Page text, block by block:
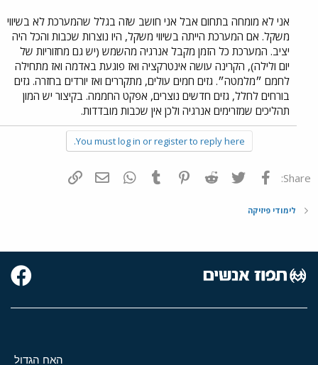
אני לא מומחה בתחום אבל אני חושב שזה בגלל שהמערכת לא בשיווי
משקל. אם המערכת הייתה בשיווי משקל, היו נוצרות שכבות והכל היה
יציב. המערכת כל הזמן מקבל אנרגיה מהשמש (יש גם מחזוריות של
יום ולילה), הקרינה עושה אינטרקציה ואז פוגעת באדמה ואז מתחילה
לחמם ״מלמטה״. גזים חמים עולים, מתקררים ואז יורדים בחזרה. גזים
בורחים לחלל, גזים חדשים נוצרים, אפקט החממה. בקיצור יש המון
תהליכים שמזרימים אנרגיה ולכן אין שכבות מובדדות.
You must log in or register to reply here.
Share: פייסבוק Twitter
Reddit
Pinterest
Tumblr
WhatsAppדואר אלקטרוני
לימודי פיזיקה
האח הגדול